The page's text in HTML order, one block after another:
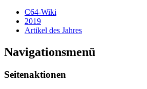
C64-Wiki
2019
Artikel des Jahres
Navigationsmenü
Seitenaktionen